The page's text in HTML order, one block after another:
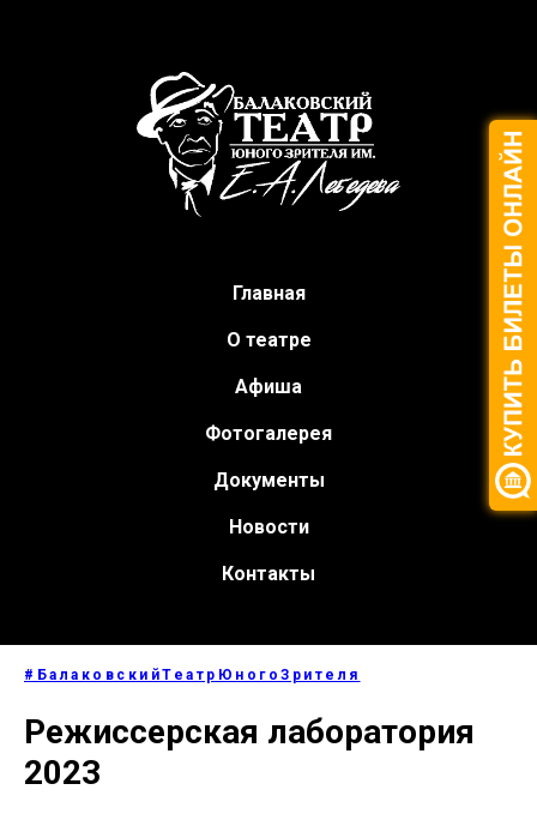
Главная
О театре
Афиша
Фотогалерея
Документы
Новости
Контакты
#БалаковскийТеатрЮногоЗрителя
Режиссерская лаборатория
2023